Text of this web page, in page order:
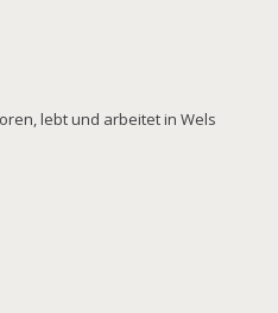
lebt und arbeitet in Wels